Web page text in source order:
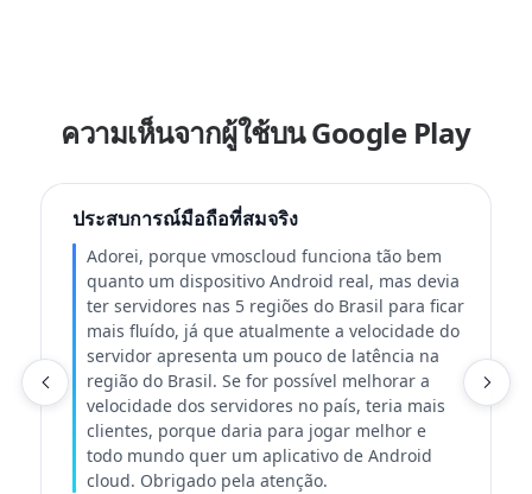
ความเห็นจากผู้ใช้บน Google Play
ประสบการณ์มือถือที่สมจริง
Adorei, porque vmoscloud funciona tão bem
quanto um dispositivo Android real, mas devia
ter servidores nas 5 regiões do Brasil para ficar
mais fluído, já que atualmente a velocidade do
servidor apresenta um pouco de latência na
região do Brasil. Se for possível melhorar a
velocidade dos servidores no país, teria mais
clientes, porque daria para jogar melhor e
todo mundo quer um aplicativo de Android
cloud. Obrigado pela atenção.